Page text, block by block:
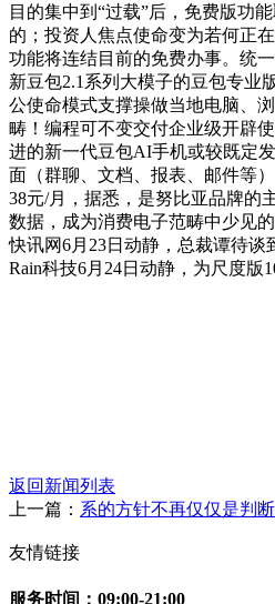
目的集中到“过载”后，免费版功
的；投资人焦点使命变为若何正
功能将连结目前的免费办事。统
新豆包2.1系列大模子的豆包专业
公使命模式支撑操做当地电脑、
畴！编程可不变交付企业级开辟
进的新一代豆包AI手机或较既定
面（群聊、文档、报表、邮件等
38元/月，据悉，是努比亚品牌的
数据，成为消费电子范畴中少见
快讯网6月23日动静，总裁谭待
Rain科技6月24日动静，为尺度版
返回新闻列表
上一篇： 系的方针不再仅仅是判
友情链接
服务时间：09:00-21:00